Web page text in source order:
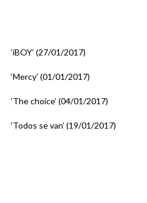
‘iBOY’ (27/01/2017)
‘Mercy’ (01/01/2017)
‘The choice’ (04/01/2017)
‘Todos se van’ (19/01/2017)